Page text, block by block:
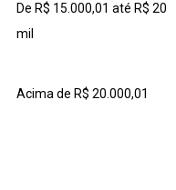
De R$ 15.000,01 até R$ 20
mil
Acima de R$ 20.000,01